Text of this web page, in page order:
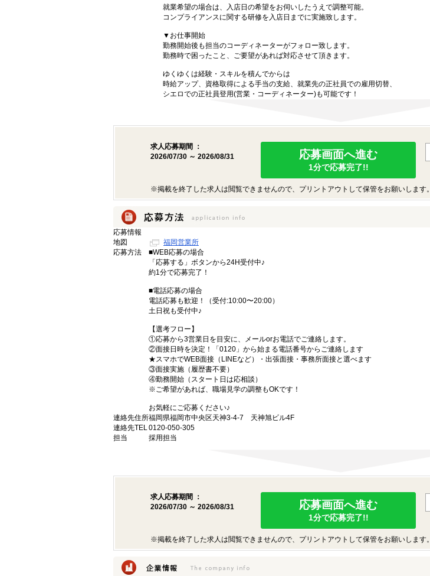
就業希望の場合は、入店日の希望をお伺いしたうえで調整可能。
コンプライアンスに関する研修を入店日までに実施致します。
▼お仕事開始
勤務開始後も担当のコーディネーターがフォロー致します。
勤務時で困ったこと、ご要望があれば対応させて頂きます。
ゆくゆくは経験・スキルを積んでからは
時給アップ、資格取得による手当の支給、就業先の正社員での雇用切替、
シエロでの正社員登用(営業・コーディネーター)も可能です！
求人応募期間 ：
2026/07/30 ～ 2026/08/31
応募画面へ進む
1分で応募完了!!
※掲載を終了した求人は閲覧できませんので、プリントアウトして保管をお願いします。
応募情報
地図
福岡営業所
応募方法
■WEB応募の場合
「応募する」ボタンから24H受付中♪
約1分で応募完了！
■電話応募の場合
電話応募も歓迎！（受付:10:00〜20:00）
土日祝も受付中♪
【選考フロー】
①応募から3営業日を目安に、メールorお電話でご連絡します。
②面接日時を決定！「0120」から始まる電話番号からご連絡します
★スマホでWEB面接（LINEなど）・出張面接・事務所面接と選べます
③面接実施（履歴書不要）
④勤務開始（スタート日は応相談）
※ご希望があれば、職場見学の調整もOKです！
お気軽にご応募ください♪
連絡先住所福岡県福岡市中央区天神3-4-7 天神旭ビル4F
連絡先TEL0120-050-305
担当
採用担当
求人応募期間 ：
2026/07/30 ～ 2026/08/31
応募画面へ進む
1分で応募完了!!
※掲載を終了した求人は閲覧できませんので、プリントアウトして保管をお願いします。